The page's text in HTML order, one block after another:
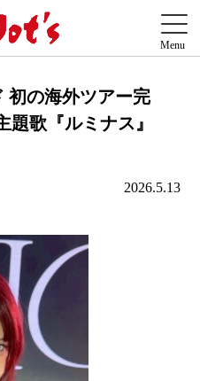
初の海外ツアー完
題歌『ルミナス』
2026.5.13